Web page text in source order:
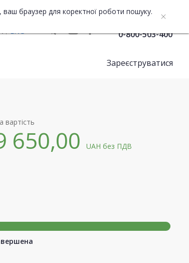
браузер для коректної роботи пошуку.
ENG 0-800-503-400
Зареєструватися
вартість
650,00UAHбез ПДВ